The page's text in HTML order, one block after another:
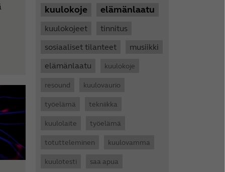
kuulokoje
elämänlaatu
kuulokojeet
tinnitus
sosiaaliset tilanteet
musiikki
elämänlaatu
kuulokoje
resound kuulovaurio
työelämä tekniikka
kuulolaite työelämä
totutteleminen kuulovamma
kuulotesti saa apua